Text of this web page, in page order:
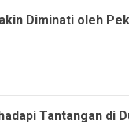
Diminati oleh
Tantangan di